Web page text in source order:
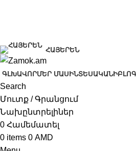
ՀԱՅԵՐԵՆ
ԳԼԽԱՎՈՐՄԵՐ ՄԱՍԻՆՏԵՍԱԿԱՆԻԲԼՈԳ
Search
Մուտք / Գրանցում
Նախընտրելիներ
0 Համեմատել
0 items 0 AMD